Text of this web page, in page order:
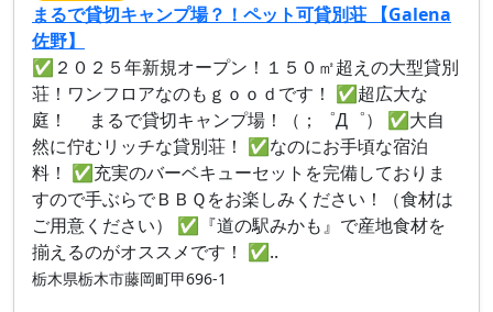
まるで貸切キャンプ場？！ペット可貸別荘 【Galena
佐野】
✅２０２５年新規オープン！１５０㎡超えの大型貸別
荘！ワンフロアなのもｇｏｏｄです！ ✅超広大な
庭！ まるで貸切キャンプ場！（；゜Д゜） ✅大自
然に佇むリッチな貸別荘！ ✅なのにお手頃な宿泊
料！ ✅充実のバーベキューセットを完備しておりま
すので手ぶらでＢＢＱをお楽しみください！（食材は
ご用意ください） ✅『道の駅みかも』で産地食材を
揃えるのがオススメです！ ✅..
栃木県栃木市藤岡町甲696-1